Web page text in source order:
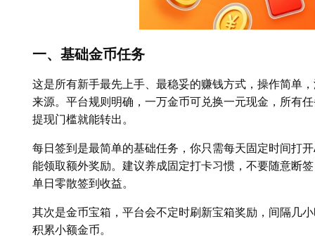
一、基础金币任务
这是所有新手最先上手、最稳妥的赚钱方式，操作简单
来源。平台规则明确，一万金币可兑换一元现金，所有
提现门槛就能转出。
每日签到是最简单的基础任务，你只需每天固定时间打
能领取额外奖励。建议养成固定打卡习惯，不要随意断
单日零散签到收益。
其次是金币宝箱，平台会不定时刷新宝箱奖励，间隔几
积累小额金币。